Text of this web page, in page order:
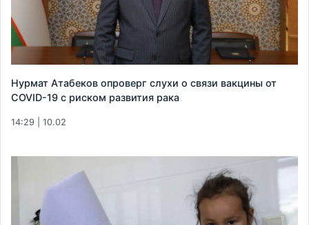
Нурмат Атабеков опроверг слухи о связи вакцины от
COVID-19 с риском развития рака
14:29 | 10.02